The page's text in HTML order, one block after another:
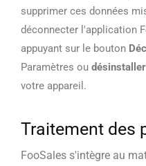
supprimer ces données
déconnecter l'application
appuyant sur le bouton
Paramètres ou désinstaller
votre appareil.
Traitement des
FooSales s'intègre au